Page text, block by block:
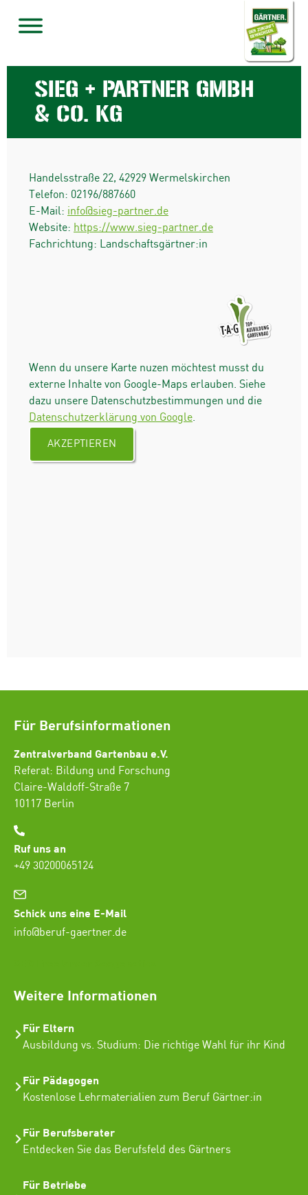
SIEG + PARTNER GMBH
& CO. KG
Handelsstraße 22, 42929 Wermelskirchen
Telefon: 02196/887660
E-Mail: info@sieg-partner.de
Website: https://www.sieg-partner.de
Fachrichtung: Landschaftsgärtner:in
Wenn du unsere Karte nuzen möchtest musst du
externe Inhalte von Google-Maps erlauben. Siehe
dazu unsere Datenschutzbestimmungen und die
Datenschutzerklärung von Google.
AKZEPTIEREN
Für Berufsinformationen
Zentralverband Gartenbau e.V.
Referat: Bildung und Forschung
Claire-Waldoff-Straße 7
10117 Berlin
Ruf uns an
+49 30200065124
Schick uns eine E-Mail
info@beruf-gaertner.de
Weitere Informationen
Für Eltern
Ausbildung vs. Studium: Die richtige Wahl für ihr Kind
Für Pädagogen
Kostenlose Lehrmaterialien zum Beruf Gärtner:in
Für Berufsberater
Entdecken Sie das Berufsfeld des Gärtners
Für Betriebe